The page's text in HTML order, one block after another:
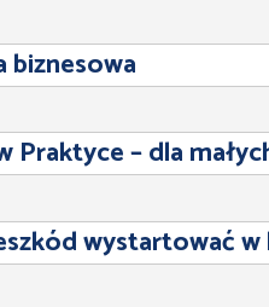
biznesowa
Praktyce – dla
wystartować w